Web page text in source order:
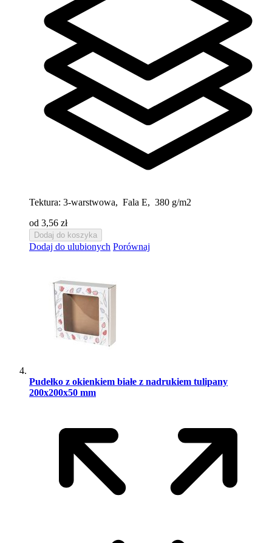
Tektura: 3-warstwowa, Fala E, 380 g/m2
od 3,56 zł
Dodaj do koszyka
Dodaj do ulubionych Porównaj
Pudełko z okienkiem białe z nadrukiem tulipany
200x200x50 mm